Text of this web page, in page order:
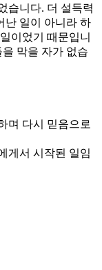
습니다. 더 설득력
난 일이 아니라 하
이었기 때문입니
막을 자가 없습
며 다시 믿음으로
게서 시작된 일임